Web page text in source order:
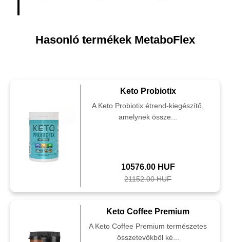
Hasonló termékek MetaboFlex
Keto Probiotix
A Keto Probiotix étrend-kiegészítő,
amelynek össze...
10576.00 HUF
21152.00 HUF
Keto Coffee Premium
A Keto Coffee Premium természetes
összetevőkből ké...